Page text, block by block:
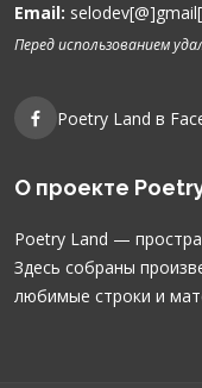
Email:
Перед использованием
Poetry Land в
О проекте
Poetry Land —
Здесь собраны
любимые строки и